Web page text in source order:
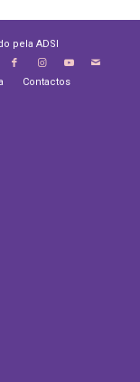
pela ADSI
Contactos